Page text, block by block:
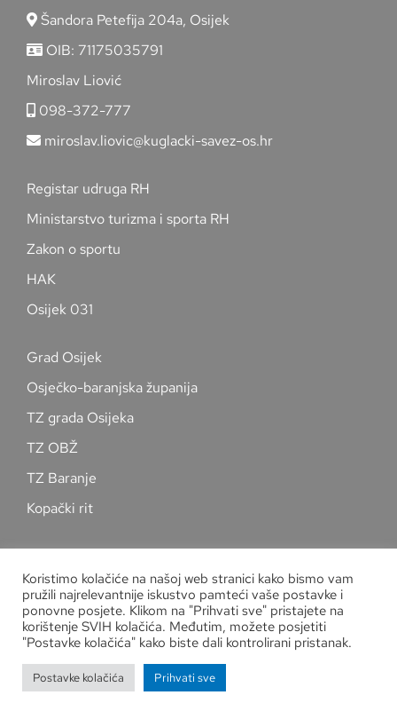
Šandora Petefija 204a, Osijek
OIB: 71175035791
Miroslav Liović
098-372-777
miroslav.liovic@kuglacki-savez-os.hr
Registar udruga RH
Ministarstvo turizma i sporta RH
Zakon o sportu
HAK
Osijek 031
Grad Osijek
Osječko-baranjska županija
TZ grada Osijeka
TZ OBŽ
TZ Baranje
Kopački rit
Zaštita osobnih podataka
Copyright
Kuglački savez grada Osijeka
Koristimo kolačiće na našoj web stranici kako bismo vam
pružili najrelevantnije iskustvo pamteći vaše postavke i
ponovne posjete. Klikom na "Prihvati sve" pristajete na
korištenje SVIH kolačića. Međutim, možete posjetiti
"Postavke kolačića" kako biste dali kontrolirani pristanak.
Postavke kolačića Prihvati sve